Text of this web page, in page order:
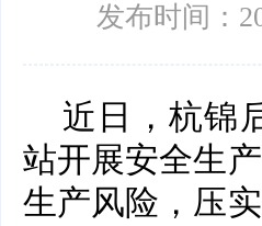
发布时间：
近日，杭锦
站开展安全生
生产风险，压